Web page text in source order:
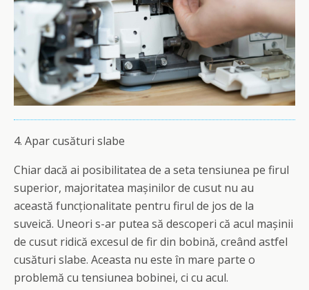
4. Apar cusături slabe
Chiar dacă ai posibilitatea de a seta tensiunea pe firul
superior, majoritatea mașinilor de cusut nu au
această funcționalitate pentru firul de jos de la
suveică. Uneori s-ar putea să descoperi că acul mașinii
de cusut ridică excesul de fir din bobină, creând astfel
cusături slabe. Aceasta nu este în mare parte o
problemă cu tensiunea bobinei, ci cu acul.